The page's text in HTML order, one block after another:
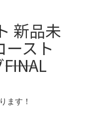
新品未
スト
ます！